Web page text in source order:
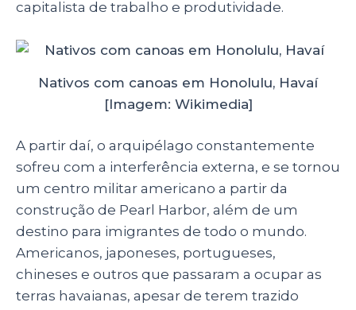
capitalista de trabalho e produtividade.
Nativos com canoas em Honolulu, Havaí
[Imagem: Wikimedia]
A partir daí, o arquipélago constantemente
sofreu com a interferência externa, e se tornou
um centro militar americano a partir da
construção de Pearl Harbor, além de um
destino para imigrantes de todo o mundo.
Americanos, japoneses, portugueses,
chineses e outros que passaram a ocupar as
terras havaianas, apesar de terem trazido